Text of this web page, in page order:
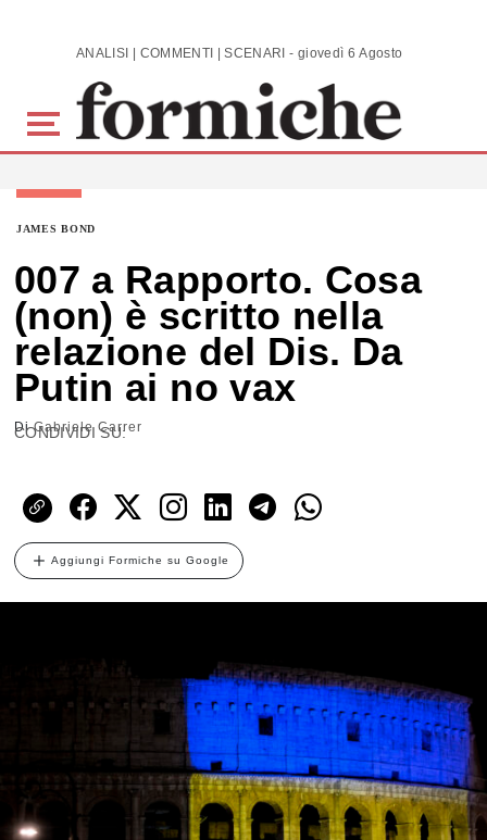
Skip to main content ANALISI | COMMENTI | SCENARI - giovedì 6 Agosto 2026
JAMES BOND
007 a Rapporto. Cosa
(non) è scritto nella
relazione del Dis. Da
Putin ai no vax
DiGabriele Carrer
CONDIVIDI SU:
Aggiungi Formiche su Google